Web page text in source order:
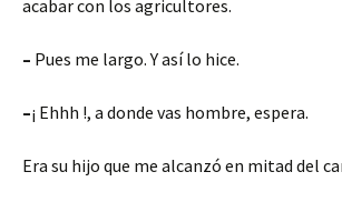
acabar con los agricultores.
– Pues me largo. Y así lo hice.
–¡ Ehhh !, a donde vas hombre, espera.
Era su hijo que me alcanzó en mitad del